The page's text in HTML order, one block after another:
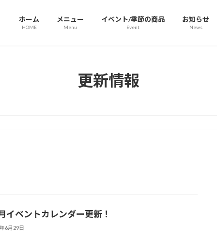
ホーム
HOME
メニュー
Menu
イベント/季節の商品
Event
お知らせ
News
更新情報
イベントカレンダー更新！
6月29日